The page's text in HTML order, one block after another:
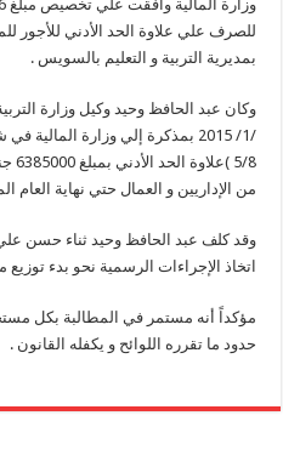
للصرف علي علاوة الحد الأدني للأجور
بمديرية التربية و التعليم بالسويس .
/1/ 2015 بمذكرة إلي وزارة
5/8
من الإداريين و العمال حتي نهاية العام المالي 30 / 6
وقد كلف عبد الحافظ وحيد ثناء حسن
اتخاذ الإجراءات الرسمية نحو بدء توزيع
مؤكداً أنه مستمر في المطالبة بكل
حدود ما تقرره اللوائح و يكفله القانون .